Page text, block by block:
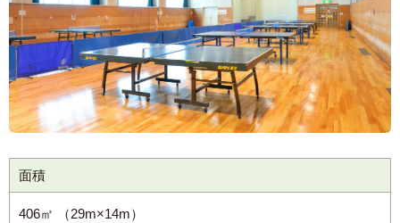
面積
406㎡ （29m×14m）